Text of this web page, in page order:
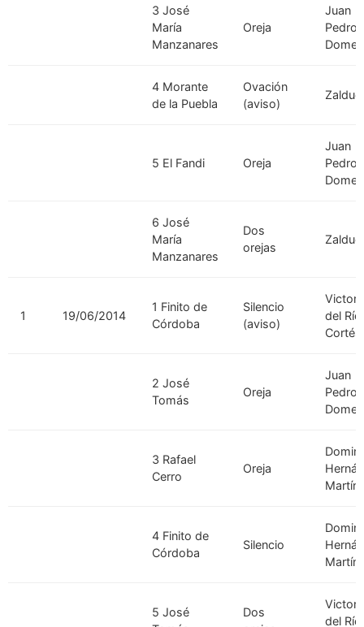
3 José
María
Manzanares
Oreja
Juan
Pedro
4 Morante
de la Puebla
Ovación
(aviso)
5 El Fandi Oreja
Juan
Pedro
6 José
María
Manzanares
Dos
orejas
1 19/06/2014
1 Finito de
Córdoba
Silencio
(aviso)
del Río
Cortés
2 José
Tomás
Oreja
Juan
Pedro
3 Rafael
Cerro
Oreja
Martín
4 Finito de
Córdoba
Silencio
Martín
5 José
Dos
del Río